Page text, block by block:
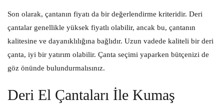
Son olarak, çantanın fiyatı da bir değerlendirme kriteridir. Deri
çantalar genellikle yüksek fiyatlı olabilir, ancak bu, çantanın
kalitesine ve dayanıklılığına bağlıdır. Uzun vadede kaliteli bir deri
çanta, iyi bir yatırım olabilir. Çanta seçimi yaparken bütçenizi de
göz önünde bulundurmalısınız.
Deri El Çantaları İle Kumaş